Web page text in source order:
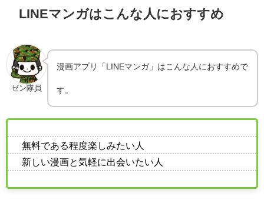
LINEマンガはこんな人におすすめ
ゼン隊員
漫画アプリ「LINEマンガ」はこんな人におすすめで
す。
無料である程度楽しみたい人
新しい漫画と気軽に出会いたい人